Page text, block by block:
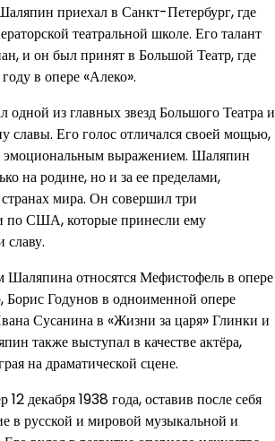
приехал в Санкт-Петербург, где
театральной школе. Его талант
и он был принят в Большой Театр, где
в опере «Алеко».
одной из главных звезд Большого Театра и
славы. Его голос отличался своей мощью,
эмоциональным выражением. Шаляпин
на родине, но и за ее пределами,
мира. Он совершил три
по США, которые принесли ему
славу.
относятся Мефистофель в опере
Борис Годунов в одноименной опере
Сусанина в «Жизни за царя» Глинки и
также выступал в качестве актёра,
на драматической сцене.
декабря 1938 года, оставив после себя
в русской и мировой музыкальной и